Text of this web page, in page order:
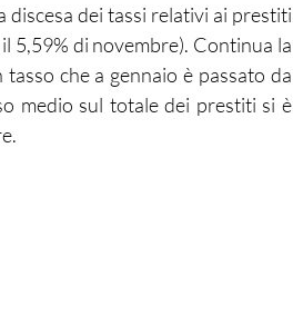
discesa dei tassi relativi ai prestiti
5,59% di novembre). Continua la
che a gennaio è passato da
medio sul totale dei prestiti si è